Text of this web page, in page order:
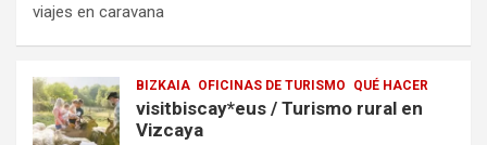
viajes en caravana
BIZKAIA OFICINAS DE TURISMO QUÉ HACER
visitbiscay*eus / Turismo rural en
Vizcaya